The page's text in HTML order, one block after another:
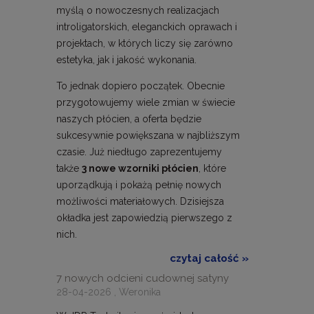
myślą o nowoczesnych realizacjach
introligatorskich, eleganckich oprawach i
projektach, w których liczy się zarówno
estetyka, jak i jakość wykonania.
To jednak dopiero początek. Obecnie
przygotowujemy wiele zmian w świecie
naszych płócien, a oferta będzie
sukcesywnie powiększana w najbliższym
czasie. Już niedługo zaprezentujemy
także 3 nowe wzorniki płócien , które
uporządkują i pokażą pełnię nowych
możliwości materiałowych. Dzisiejsza
okładka jest zapowiedzią pierwszego z
nich.
czytaj całość »
7 nowych odcieni cudownej satyny
28-04-2026 , Weronika